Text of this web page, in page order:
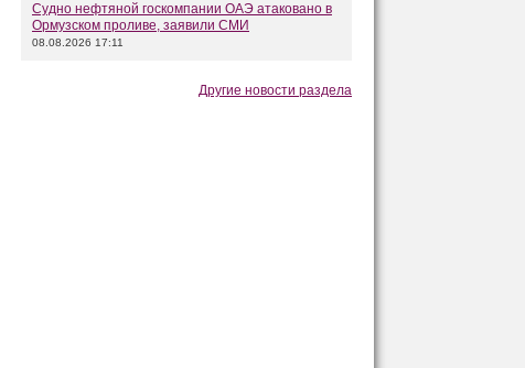
Судно нефтяной госкомпании ОАЭ атаковано в
Ормузском проливе, заявили СМИ
08.08.2026 17:11
Другие новости раздела